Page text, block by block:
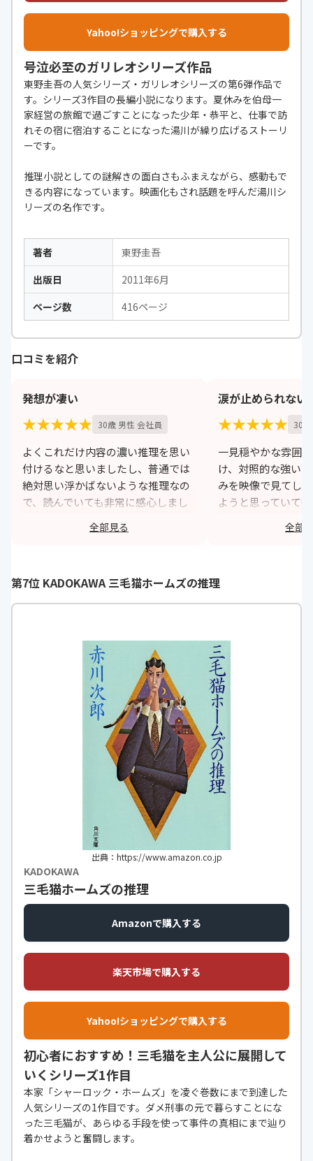
Yahoo!ショッピングで購入する
号泣必至のガリレオシリーズ作品
東野圭吾の人気シリーズ・ガリレオシリーズの第6弾作品で
す。シリーズ3作目の長編小説になります。夏休みを伯母一
家経営の旅館で過ごすことになった少年・恭平と、仕事で訪
れその宿に宿泊することになった湯川が繰り広げるストーリ
ーです。
推理小説としての謎解きの面白さもふまえながら、感動もで
きる内容になっています。映画化もされ話題を呼んだ湯川シ
リーズの名作です。
著者
東野圭吾
出版日
2011年6月
ページ数
416ページ
口コミを紹介
発想が凄い
★★★★★ 30歳 男性 会社員
よくこれだけ内容の濃い推理を思い
付けるなと思いましたし、普通では
絶対思い浮かばないような推理なの
で、読んでいても非常に感心しまし
た。また、読み初めから引き込まれ
ていきましたし、一気に読みたくな
https://monita.online
全部見る
涙が止められない
★★★★★ 30
一見穏やかな雰囲
け、対照的な強い
みを映像で見てし
ようと思っていて
でした。感情移入
しれませんが、話
りました。
全部
第7位 KADOKAWA 三毛猫ホームズの推理
出典：https://www.amazon.co.jp
KADOKAWA
三毛猫ホームズの推理
Amazonで購入する
楽天市場で購入する
Yahoo!ショッピングで購入する
初心者におすすめ！三毛猫を主人公に展開して
いくシリーズ1作目
本家「シャーロック・ホームズ」を凌ぐ巻数にまで到達した
人気シリーズの1作目です。ダメ刑事の元で暮らすことにな
った三毛猫が、あらゆる手段を使って事件の真相にまで辿り
着かせようと奮闘します。